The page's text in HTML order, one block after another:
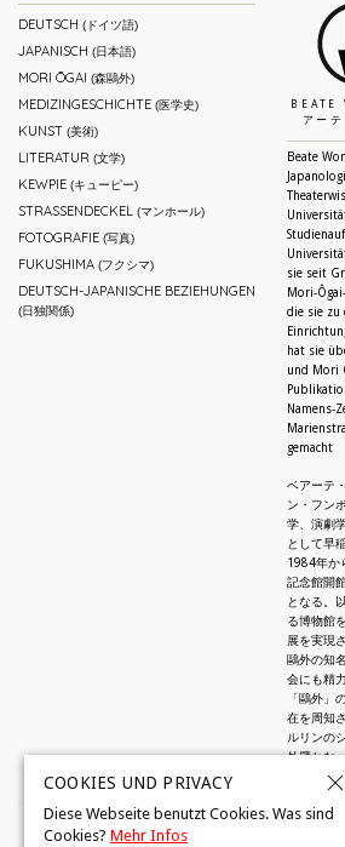
DEUTSCH (ドイツ語)
JAPANISCH (日本語)
MORI ŌGAI (森鷗外)
MEDIZINGESCHICHTE (医学史)
KUNST (美術)
LITERATUR (文学)
KEWPIE (キューピー)
STRASSENDECKEL (マンホール)
FOTOGRAFIE (写真)
FUKUSHIMA (フクシマ)
DEUTSCH-JAPANISCHE BEZIEHUNGEN
(日独関係)
BEATE
アー
Beate
sie seit
Mori-
die sie zu
hat sie
und Mori
Namens-
gemacht
ベアーテ
ン・フン
学、演劇
として早
1984年か
記念館開
となる。
る博物館
展を実現
鷗外の知
会にも精
「鷗外」
在を周知
ルリンの
外壁となっ
© 2026 by Beate Wonde・ベアーテ
COOKIES UND PRIVACY
Diese Webseite benutzt Cookies. Was sind
Cookies? Mehr Infos